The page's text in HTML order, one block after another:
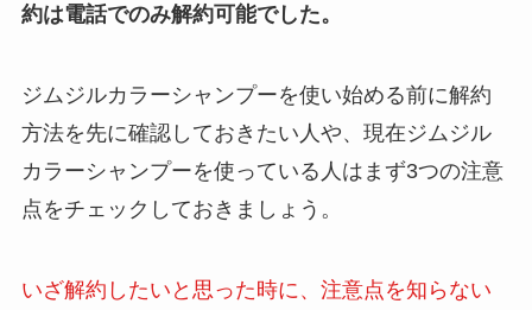
約は電話でのみ解約可能でした。
ジムジルカラーシャンプーを使い始める前に解約
方法を先に確認しておきたい人や、現在ジムジル
カラーシャンプーを使っている人はまず3つの注意
点をチェックしておきましょう。
いざ解約したいと思った時に、注意点を知らない